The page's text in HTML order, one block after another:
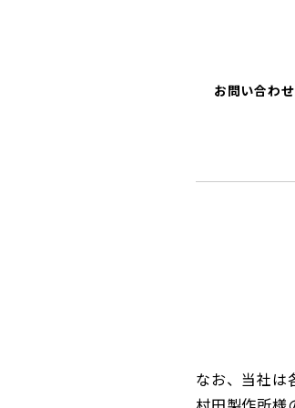
お問い合わ
なお、当社は